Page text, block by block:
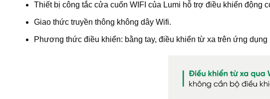
Thiết bị công tắc cửa cuốn WIFI của Lumi hỗ trợ điều khiển động
Giao thức truyền thông không dây Wifi.
Phương thức điều khiển: bằng tay, điều khiển từ xa trên ứng